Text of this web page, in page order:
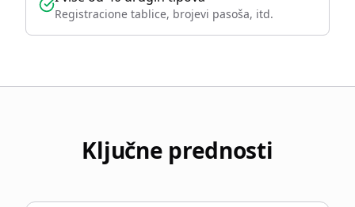
Registracione tablice, brojevi pasoša, itd.
Ključne prednosti